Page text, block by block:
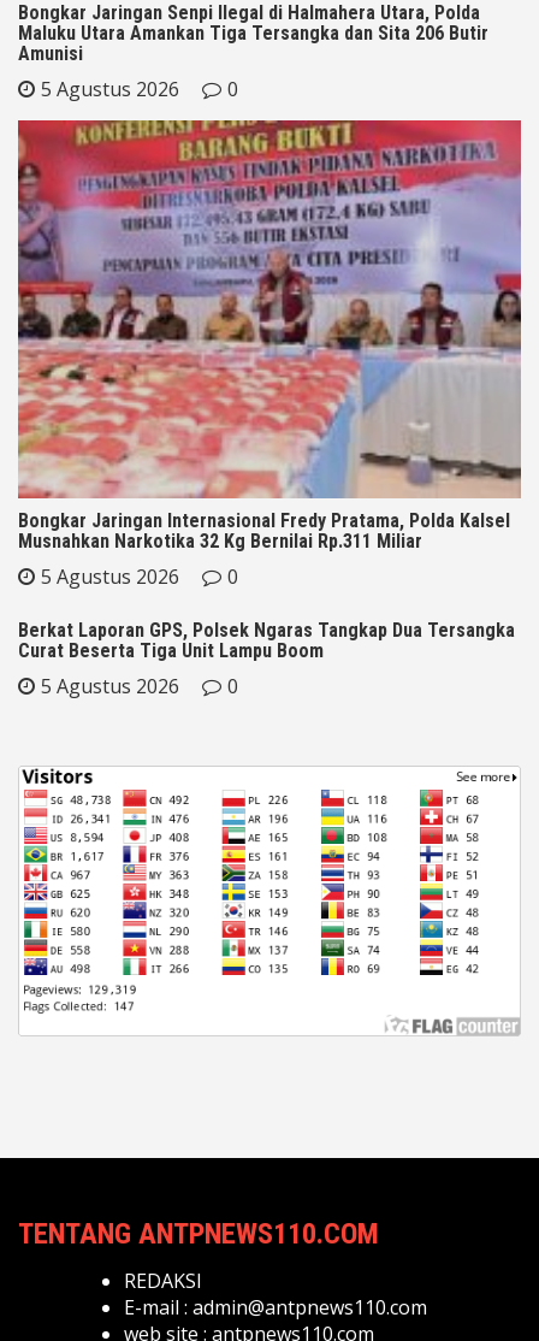
Bongkar Jaringan Senpi Ilegal di Halmahera Utara, Polda
Maluku Utara Amankan Tiga Tersangka dan Sita 206 Butir
Amunisi
5 Agustus 2026 0
Bongkar Jaringan Internasional Fredy Pratama, Polda Kalsel
Musnahkan Narkotika 32 Kg Bernilai Rp.311 Miliar
5 Agustus 2026 0
Berkat Laporan GPS, Polsek Ngaras Tangkap Dua Tersangka
Curat Beserta Tiga Unit Lampu Boom
5 Agustus 2026 0
TENTANG ANTPNEWS110.COM
REDAKSI
E-mail : admin@antpnews110.com
web site : antpnews110.com